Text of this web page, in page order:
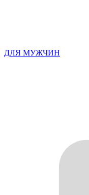
ДЛЯ МУЖЧИН